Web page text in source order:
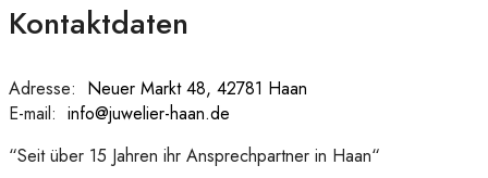
Kontaktdaten
Adresse: Neuer Markt 48, 42781 Haan
E-mail: info@juwelier-haan.de
“Seit über 15 Jahren ihr Ansprechpartner in Haan“